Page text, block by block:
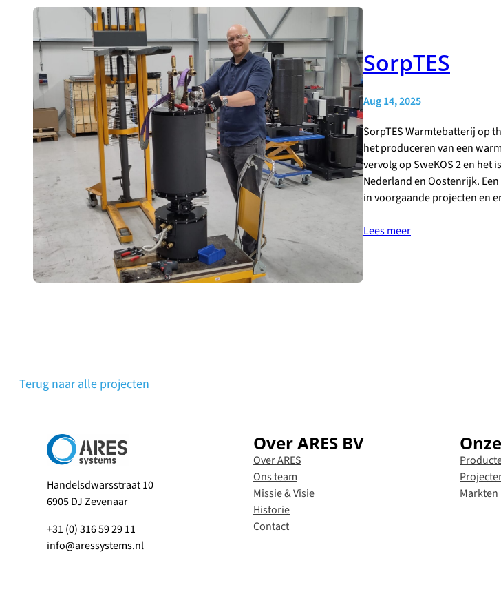
SorpTES
Aug 14, 2025
SorpTES Warmtebatterij op
het produceren van een
vervolg op SweKOS 2 en het
Nederland en Oostenrijk.
in voorgaande projecten en
Lees meer
Terug naar alle projecten
Handelsdwarsstraat 10
6905 DJ Zevenaar
+31 (0) 316 59 29 11
info@aressystems.nl
Over ARES BV
Over ARES
Ons team
Missie & Visie
Historie
Contact
Markten